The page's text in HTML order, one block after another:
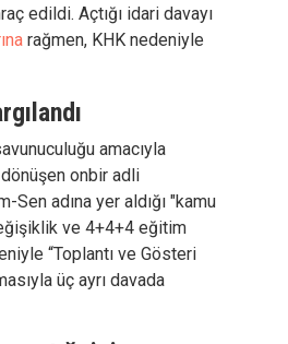
edildi. Açtığı idari davayı
rağmen, KHK nedeniyle
amacıyla
onbir adli
Sen adına yer aldığı "kamu
ve 4+4+4 eğitim
“Toplantı ve Gösteri
üç ayrı davada